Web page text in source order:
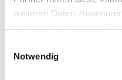
weiteren Daten
Notwendig
der m&i-Fachklinik